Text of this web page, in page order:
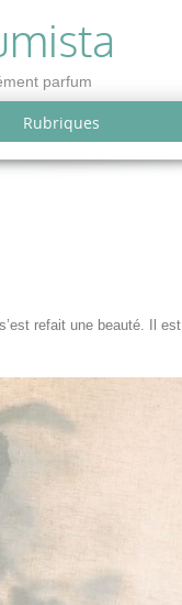
parfum
Rubriques
refait une beauté. Il est